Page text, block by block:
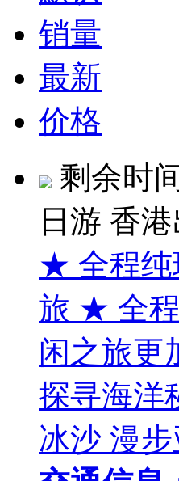
销量
最新
价格
剩余时
日游 香
★ 全程纯
旅 ★ 全
闲之旅更
探寻海洋
冰沙 漫